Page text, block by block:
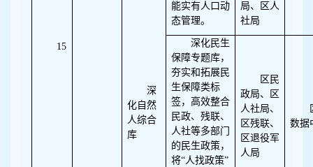
15
深
化自然
人综合
库
能实有人口动
态管理。
局、区人
社局
深化民生
保障专题库，
夯实和拓展民
生保障类标
签，高效整合
民政、残联、
人社等多部门
的民生政策，
将“人找政策”
区民
政局、区
人社局、
区残联、
区退役军
人局
数据